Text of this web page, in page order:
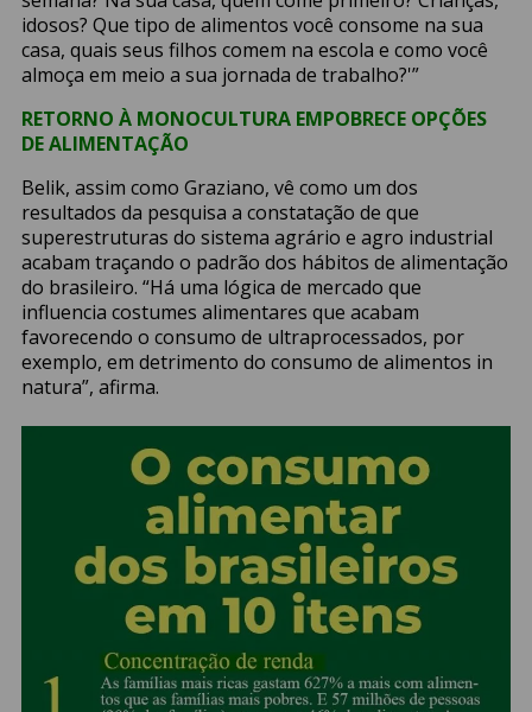
idosos? Que tipo de alimentos você consome na sua
casa, quais seus filhos comem na escola e como você
almoça em meio a sua jornada de trabalho?'”
RETORNO À MONOCULTURA EMPOBRECE OPÇÕES
DE ALIMENTAÇÃO
Belik, assim como Graziano, vê como um dos
resultados da pesquisa a constatação de que
superestruturas do sistema agrário e agro industrial
acabam traçando o padrão dos hábitos de alimentação
do brasileiro. “Há uma lógica de mercado que
influencia costumes alimentares que acabam
favorecendo o consumo de ultraprocessados, por
exemplo, em detrimento do consumo de alimentos in
natura”, afirma.